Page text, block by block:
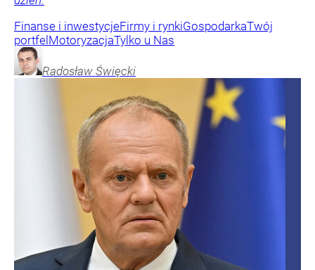
Finanse i inwestycjeFirmy i rynkiGospodarkaTwój
portfelMotoryzacjaTylko u Nas
Radosław Święcki